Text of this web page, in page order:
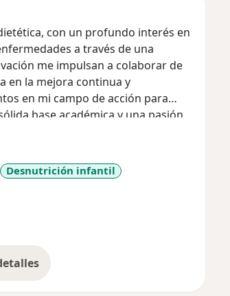
con un profundo interés en
a través de una
me impulsan a colaborar de
en la mejora continua y
en mi campo de acción para
base académica y una pasión
enfrentar desafíos y contribuir de
Desnutrición infantil
la experiencia